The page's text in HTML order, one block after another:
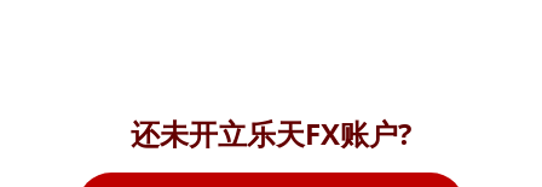
还未开立乐天FX账户?